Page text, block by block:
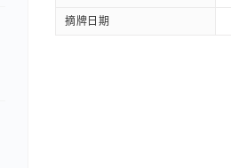
摘牌日期